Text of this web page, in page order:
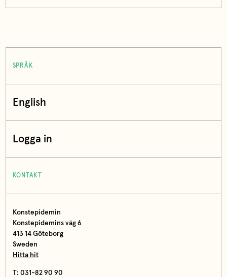
SPRÅK
English
Logga in
KONTAKT
Konstepidemin
Konstepidemins väg 6
413 14 Göteborg
Sweden
Hitta hit
T: 031-82 90 90